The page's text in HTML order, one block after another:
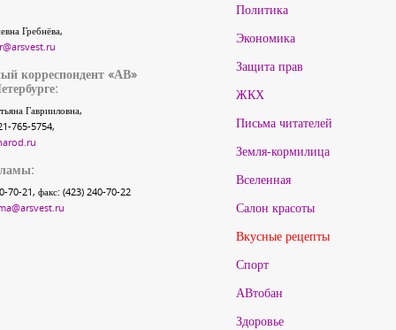
Гребнёва,
корреспондент «АВ»
Гаврииловна,
765-5754,
70-21, факс: (423) 240-70-22
Политика
Экономика
Защита прав
ЖКХ
Письма читателей
Земля-кормилица
Вселенная
Салон красоты
Вкусные рецепты
Спорт
АВтобан
Здоровье